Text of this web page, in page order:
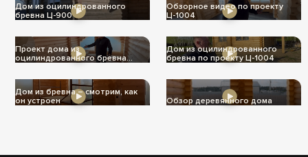
Дом из оцилиндрованного
бревна Ц-900
Обзорное видео по проекту
Ц-1004
Проект дома из
оцилиндрованного бревна
Дом из оцилиндрованного
бревна по проекту Ц-1004
Дом из бревна – смотрим, как
он устроен
Обзор деревянного дома